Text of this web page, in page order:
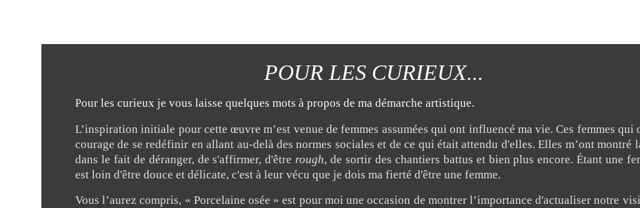
POUR LES CURIEUX...
Pour les curieux je vous laisse quelques mots à propos de ma démarche artistique.
L’inspiration initiale pour cette œuvre m’est venue de femmes assumées qui ont influencé ma vie. Ces femmes qui
courage de se redéfinir en allant au-delà des normes sociales et de ce qui était attendu d'elles. Elles m’ont montré
dans le fait de déranger, de s'affirmer, d'êtrerough, de sortir des chantiers battus et bien plus encore. Étant une
est loin d'être douce et délicate, c'est à leur vécu que je dois ma fierté d'être une femme.
Vous l’aurez compris, « Porcelaine osée » est pour moi une occasion de montrer l’importance d'actualiser notre